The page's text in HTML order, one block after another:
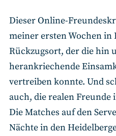
Dieser Online-
meiner ersten Wochen
Rückzugsort, der die hin
herankriechende
vertreiben konnte. Und
auch, die realen Freunde
Die Matches auf den
Nächte in den